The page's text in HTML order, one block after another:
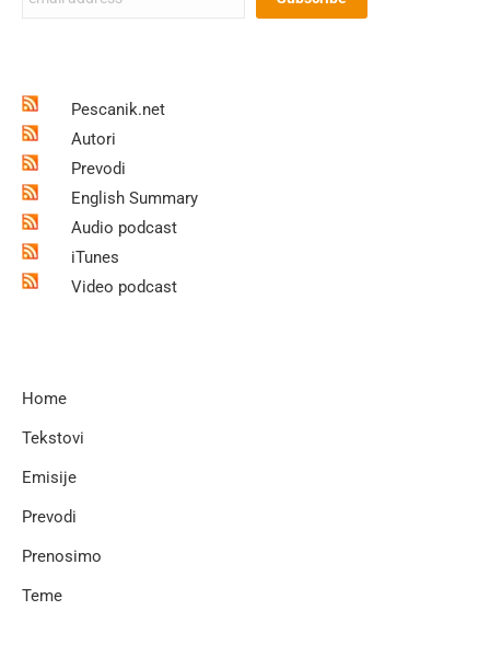
Pescanik.net
Autori
Prevodi
English Summary
Audio podcast
iTunes
Video podcast
Home
Tekstovi
Emisije
Prevodi
Prenosimo
Teme